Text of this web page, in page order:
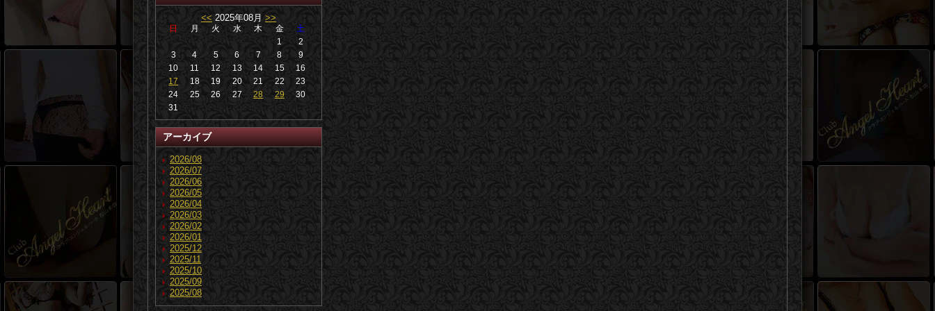
<< 2025年08月 >>
日 月 火 水 木 金
土
1
2
3
4 5 6 7 8
9
10
11 12 13 14 15
16
17
18 19 20 21 22
23
24
25 26 27 28 29
30
31
アーカイブ
2026/08
2026/07
2026/06
2026/05
2026/04
2026/03
2026/02
2026/01
2025/12
2025/11
2025/10
2025/09
2025/08